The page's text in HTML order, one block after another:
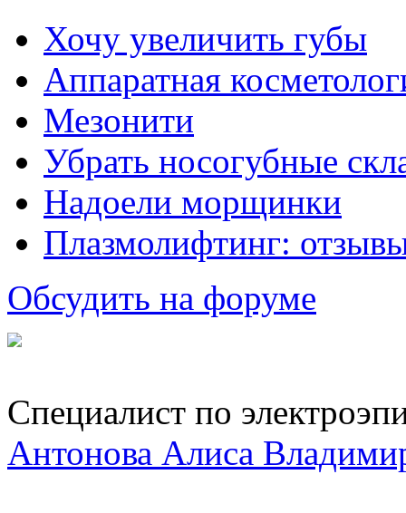
Хочу увеличить губы
Аппаратная
Мезонити
Убрать носогубные
Надоели морщинки
Плазмолифтинг:
Обсудить на форуме
Специалист по
Антонова Алиса